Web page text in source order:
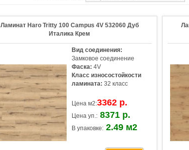
Ламинат Haro Tritty 100 Campus 4V 532060 Дуб
Италика Крем
Вид соединения:
Замковое соединение
Фаска: 4V
Класс износостойкости
ламината: 32 класс
Цена м2:3362 р.
Цена уп.: 8371 р.
В упаковке: 2.49 м2